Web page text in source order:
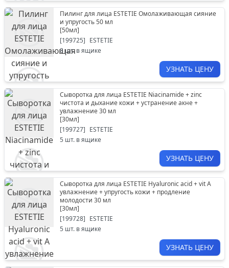
Пилинг для лица ESTETIE Омолаживающая сияние
и упругость 50 мл
[50мл]
[199725] ESTETIE
8шт. в ящике
УЗНАТЬ ЦЕНУ
Сыворотка для лица ESTETIE Niacinamide + zinc
чистота и дыхание кожи + устранение акне +
увлажнение 30 мл
[30мл]
[199727] ESTETIE
5 шт. в ящике
УЗНАТЬ ЦЕНУ
Сыворотка для лица ESTETIE Hyaluronic acid + vit А
увлажнение + упругость кожи + продление
молодости 30 мл
[30мл]
[199728] ESTETIE
5 шт. в ящике
УЗНАТЬ ЦЕНУ